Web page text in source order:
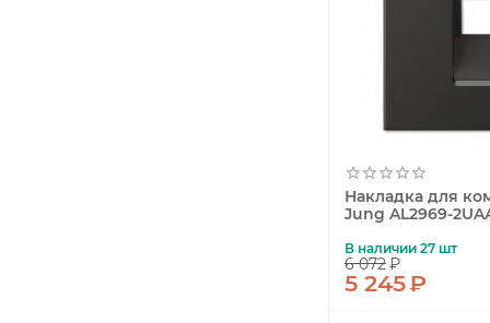
Накладка для
Jung AL2969-
В наличии 27 шт
6 072₽
5 245₽